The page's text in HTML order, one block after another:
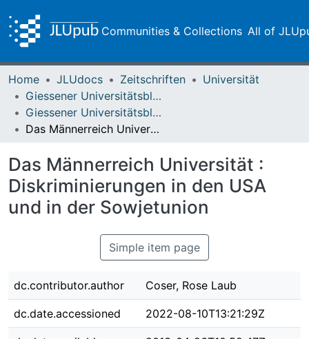
Communities & Collections All of
Home JLUdocs Zeitschriften
Universität
Giessener Universitätsblätter
Giessener Universitätsblätter 09 (1976) Heft 2
Das Männerreich Universität : Diskriminierungen in den USA und in der Sowjetunion
Das Männerreich Universität :
Diskriminierungen in den USA
und in der Sowjetunion
Simple item page
dc.contributor.author Coser, Rose Laub
dc.date.accessioned 2022-08-10T13:21:29Z